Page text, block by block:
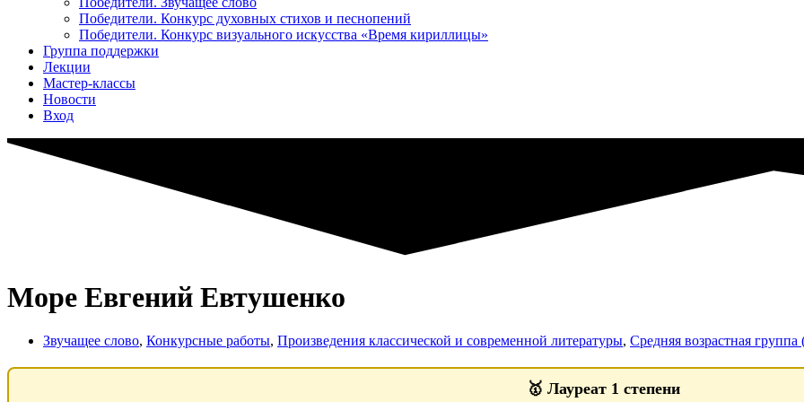
Победители. Конкурс духовных стихов и песнопений
Победители. Конкурс визуального искусства «Время кириллицы»
Группа поддержки
Лекции
Мастер-классы
Новости
Вход
Море Евгений Евтушенко
Звучащее слово, Конкурсные работы, Произведения классической и современной литературы, Средняя возрастная группа
🥇 Лауреат 1 степени